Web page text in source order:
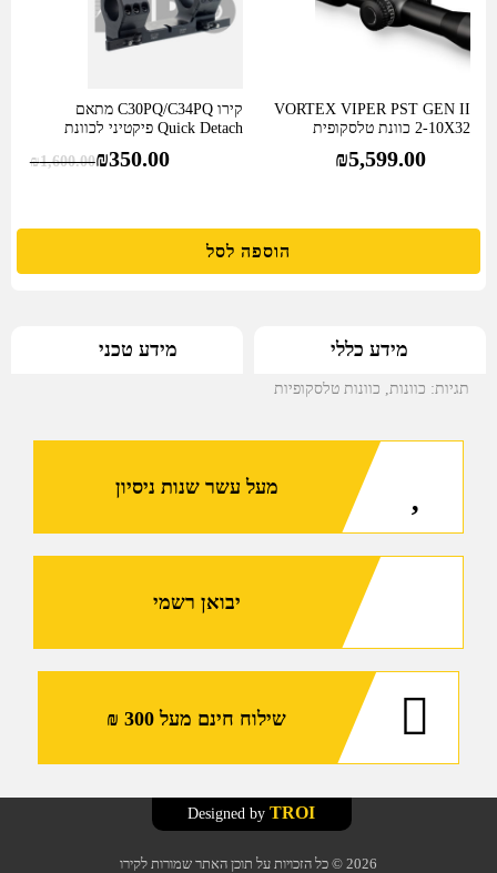
VORTEX VIPER PST GEN II
2-10X32 כוונת טלסקופית
₪5,599.00
קירו C30PQ/C34PQ מתאם
Quick Detach פיקטיני לכוונת
₪1,600.00₪350.00
הוספה לסל
מידע כללי מידע טכני
תגיות: כוונות, כוונות טלסקופיות
מעל עשר שנות ניסיון
יבואן רשמי
שילוח חינם מעל 300 ₪
2026 © כל הזכויות על תוכן האתר שמורות לקירו
TROI